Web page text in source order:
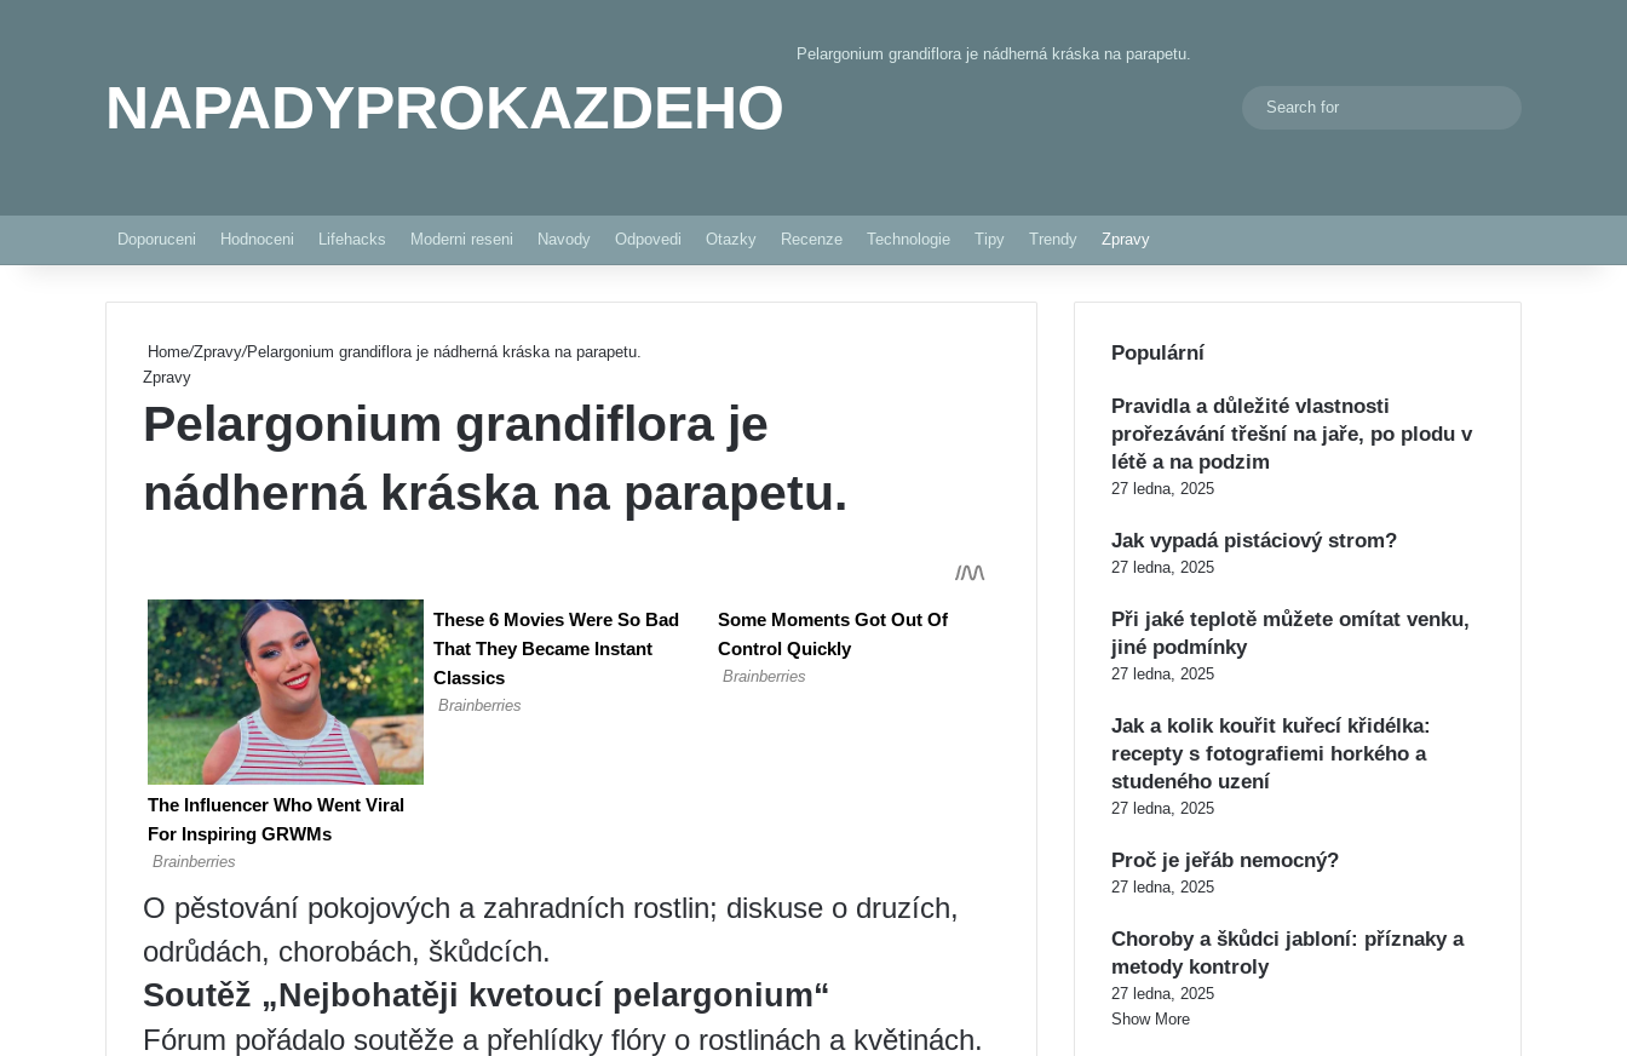
NAPADYPROKAZDEHO
Pelargonium grandiflora je nádherná kráska na parapetu.
Switch skin
Doporuceni Hodnoceni Lifehacks Moderni reseni Navody Odpovedi Otazky Recenze Technologie Tipy Trendy Zpravy
Home/Zpravy/Pelargonium grandiflora je nádherná kráska na parapetu.
Zpravy
Pelargonium grandiflora je
nádherná kráska na parapetu.
O pěstování pokojových a zahradních rostlin; diskuse o druzích,
odrůdách, chorobách, škůdcích.
Soutěž „Nejbohatěji kvetoucí pelargonium“
Fórum pořádalo soutěže a přehlídky flóry o rostlinách a květinách.
Populární
Pravidla a důležité vlastnosti
prořezávání třešní na jaře, po plodu v
létě a na podzim
27 ledna, 2025
Jak vypadá pistáciový strom?
27 ledna, 2025
Při jaké teplotě můžete omítat venku,
jiné podmínky
27 ledna, 2025
Jak a kolik kouřit kuřecí křidélka:
recepty s fotografiemi horkého a
studeného uzení
27 ledna, 2025
Proč je jeřáb nemocný?
27 ledna, 2025
Choroby a škůdci jabloní: příznaky a
metody kontroly
27 ledna, 2025
Show More